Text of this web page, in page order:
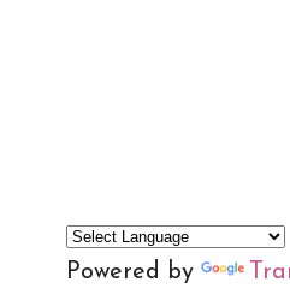
Powered by